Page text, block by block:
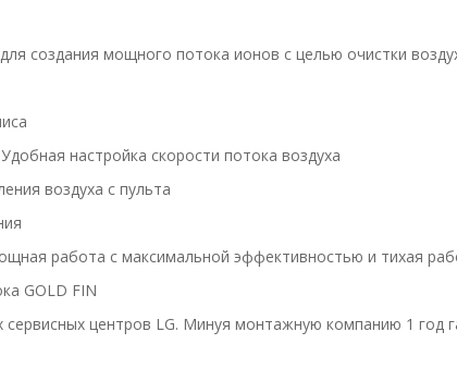
создания мощного потока ионов с целью очистки
настройка скорости потока воздуха
воздуха с пульта
работа с максимальной эффективностью и тихая
GOLD FIN
центров LG. Минуя монтажную компанию 1 год